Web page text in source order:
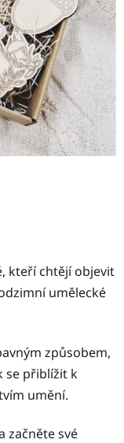
kteří chtějí objevit
umělecké
způsobem,
se přiblížit k
umění.
začněte své